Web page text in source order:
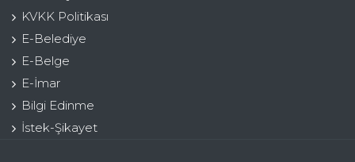
KVKK Politikası
E-Belediye
E-Belge
E-İmar
Bilgi Edinme
İstek-Şikayet